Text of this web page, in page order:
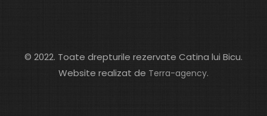
© 2022. Toate drepturile rezervate Catina lui Bicu.
Website realizat de Terra-agency.